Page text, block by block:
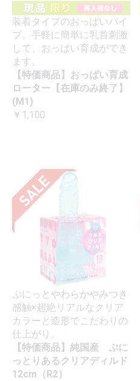
装着タイプのおっぱいバイ
ブ。手軽に簡単に乳首刺激
して、おっぱい育成ができ
ます。
【特価商品】おっぱい育成
ローター【在庫のみ終了】
(M1)
￥1,100
ぷにっとやわらかやみつき
感触×超絶リアルなクリア
カラーと造形でこだわりの
仕上がり。
【特価商品】純国産 ぷに
っとりあるクリアディルド
12cm（R2）